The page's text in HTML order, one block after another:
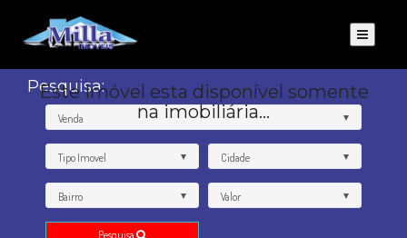
Pesquisa:
Venda
Tipo Imovel Cidade
Bairro Valor
Pesquisa
Este Imóvel esta disponível somente
na imobiliária...